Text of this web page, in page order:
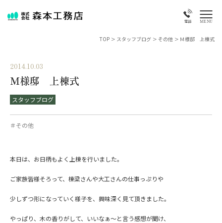
電話 MENU
TOP > スタッフブログ > その他 > Ｍ様邸 上棟式
2014.10.03
Ｍ様邸 上棟式
スタッフブログ
＃その他
本日は、お日柄もよく上棟を行いました。
ご家族皆様そろって、棟梁さんや大工さんの仕事っぷりや
少しずつ形になっていく様子を、興味深く見て頂きました。
やっぱり、木の香りがして、いいなぁ～と言う感想が聞け、